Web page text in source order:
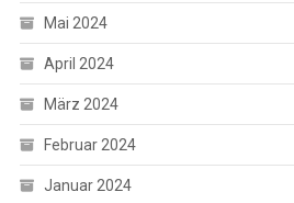
Mai 2024
April 2024
März 2024
Februar 2024
Januar 2024